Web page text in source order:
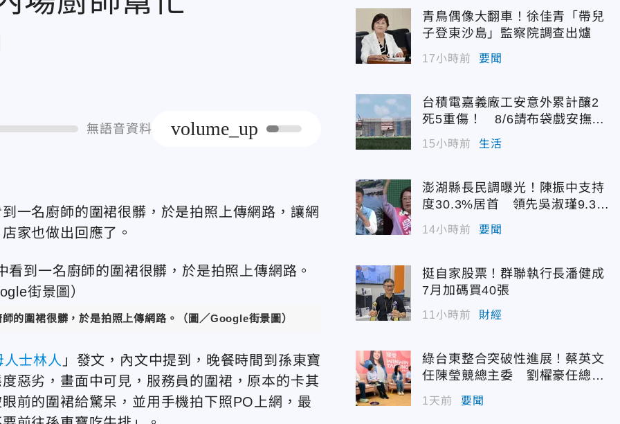
無語音資料 volume_up
一名廚師的圍裙很髒，於是拍照上傳網路，讓網
家也做出回應了。
的圍裙很髒，於是拍照上傳網路。（圖／Google街景圖）
士林人 」發文，內文中提到，晚餐時間到孫東寶
惡劣，畫面中可見，服務員的圍裙，原本的卡其
前的圍裙給驚呆，並用手機拍下照PO上網，最
青鳥偶像大翻車！徐佳青「帶兒
子登東沙島」監察院調查出爐
17小時前 要聞
台積電嘉義廠工安意外累計釀2
死5重傷！ 8/6請布袋戲安撫好
兄弟
15小時前 生活
澎湖縣長民調曝光！陳振中支持
度30.3%居首 領先吳淑瑾9.3個
百分點
14小時前 要聞
挺自家股票！群聯執行長潘健成
7月加碼買40張
11小時前 財經
綠台東整合突破性進展！蔡英文
任陳瑩競總主委 劉櫂豪任總幹
1天前 要聞